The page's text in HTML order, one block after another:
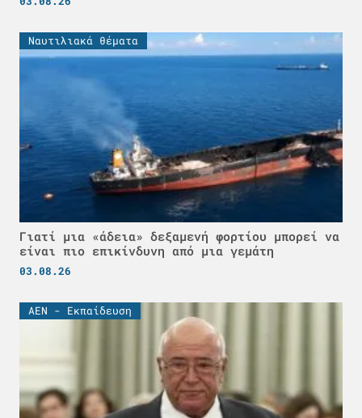
Ναυτιλιακά θέματα
Γιατί μια «άδεια» δεξαμενή φορτίου μπορεί να
είναι πιο επικίνδυνη από μια γεμάτη
03.08.26
ΑΕΝ - Εκπαίδευση